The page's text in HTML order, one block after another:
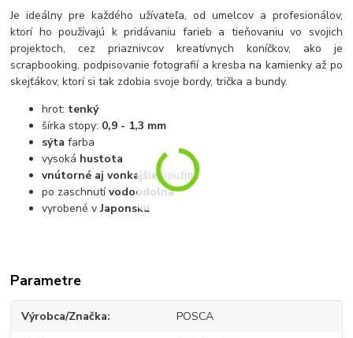
Je ideálny pre každého užívateľa, od umelcov a profesionálov,
ktorí ho používajú k pridávaniu farieb a tieňovaniu vo svojich
projektoch, cez priaznivcov kreatívnych koníčkov, ako je
scrapbooking, podpisovanie fotografií a kresba na kamienky až po
skejťákov, ktorí si tak zdobia svoje bordy, trička a bundy.
hrot: tenký
šírka stopy: 0,9 - 1,3 mm
sýtafarba
vysoká hustota
vnútorné aj vonkajšiepoužitie
po zaschnutívodoodolná
vyrobené vJaponsku
Parametre
Výrobca/Značka POSCA